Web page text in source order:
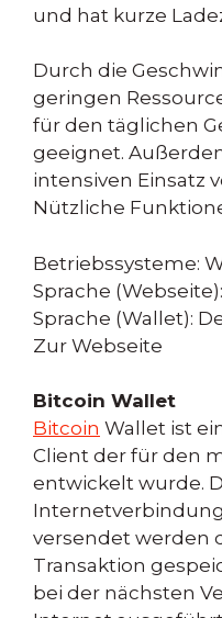
und hat kurze
Durch die
geringen
für den täglichen
geeignet.
intensiven Einsatz
Nützliche
Betriebssysteme:
Sprache
Sprache (Wallet):
Zur Webseite
Bitcoin Wallet
Bitcoin Wallet ist
Client der für den
entwickelt wurde.
versendet werden
Transaktion
bei der nächsten